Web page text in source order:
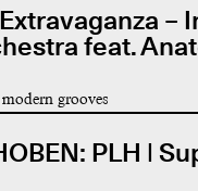
–
feat.
grooves
PLH |